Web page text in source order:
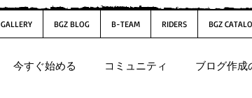
GALLERY BGZ BLOG B-TEAM RIDERS BGZ
今すぐ始める コミュニティ ブログ作成